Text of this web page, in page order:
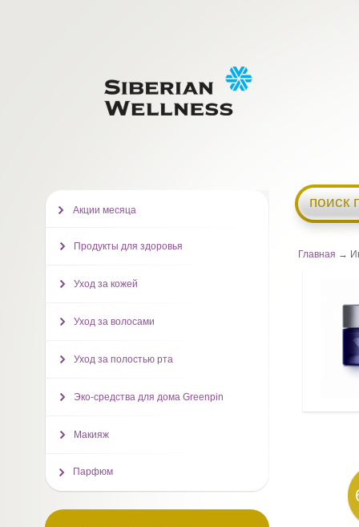
поиск
Главная →
Акции месяца
Продукты для здоровья
Уход за кожей
Уход за волосами
Уход за полостью рта
Эко-средства для дома Greenpin
Макияж
Парфюм